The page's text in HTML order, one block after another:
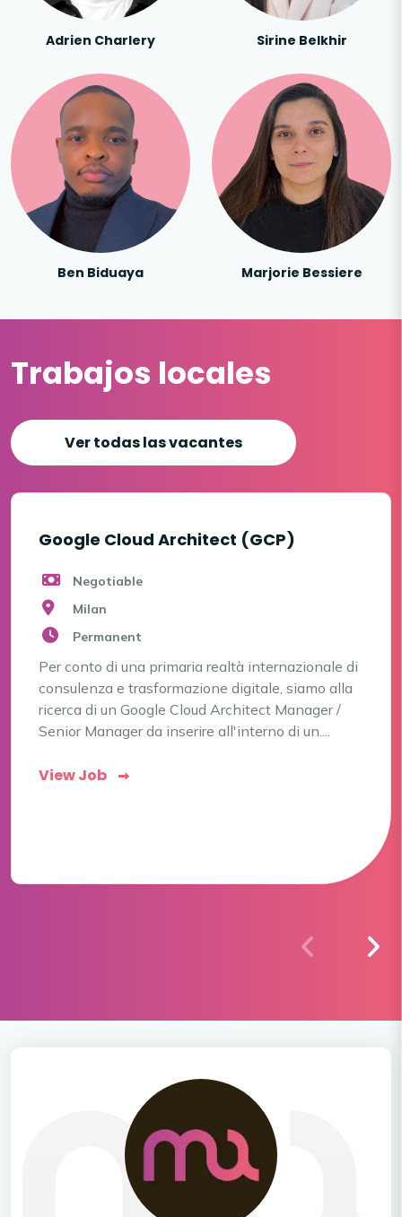
Adrien Charlery Sirine Belkhir
Ben Biduaya Marjorie Bessiere
Trabajos locales
Ver todas las vacantes
Google Cloud Architect (GCP)
Negotiable
Milan
Permanent
Per conto di una primaria realtà internazionale di
consulenza e trasformazione digitale, siamo alla
ricerca di un Google Cloud Architect Manager /
Senior Manager da inserire all'interno di un....
View Job